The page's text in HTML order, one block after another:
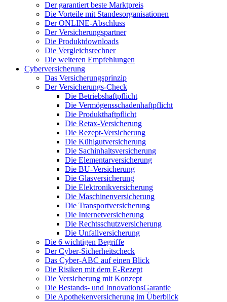
Der garantiert beste Marktpreis
Die Vorteile mit Standesorganisationen
Der ONLINE-Abschluss
Der Versicherungspartner
Die Produktdownloads
Die Vergleichsrechner
Die weiteren Empfehlungen
Cyberversicherung
Das Versicherungsprinzip
Der Versicherungs-Check
Die Betriebshaftpflicht
Die Vermögensschadenhaftpflicht
Die Produkthaftpflicht
Die Retax-Versicherung
Die Rezept-Versicherung
Die Kühlgutversicherung
Die Sachinhaltsversicherung
Die Elementarversicherung
Die BU-Versicherung
Die Glasversicherung
Die Elektronikversicherung
Die Maschinenversicherung
Die Transportversicherung
Die Internetversicherung
Die Rechtsschutzversicherung
Die Unfallversicherung
Die 6 wichtigen Begriffe
Der Cyber-Sicher­heits­check
Das Cyber-ABC auf einen Blick
Die Risiken mit dem E-Rezept
Die Versicherung mit Konzept
Die Bestands- und InnovationsGarantie
Die Apothekenversicherung im Überblick